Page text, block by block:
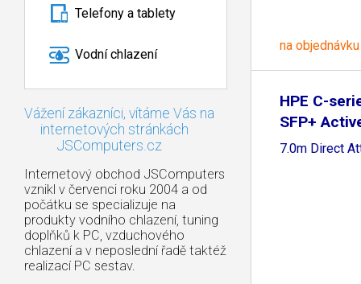
Telefony a tablety
Vodní chlazení
Vážení zákazníci, vítáme Vás na
internetových stránkách
JSComputers.cz
Internetový obchod JSComputers
vznikl v červenci roku 2004 a od
počátku se specializuje na
produkty vodního chlazení, tuning
doplňků k PC, vzduchového
chlazení a v neposlední řadě taktéž
realizací PC sestav.
na objednávku
HPE C-
SFP+
7.0m Direct